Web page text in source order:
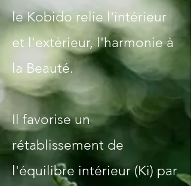
le Kobido relie l'intérieur
et l'extérieur, l'harmonie à
la Beauté.
Il favorise un
rétablissement de
l'équilibre intérieur (Ki) par